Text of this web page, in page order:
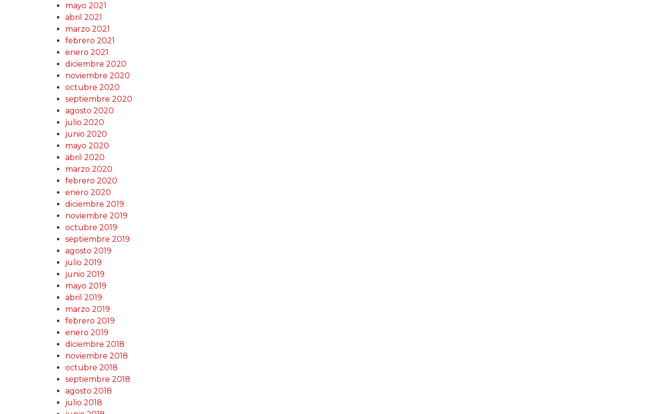
mayo 2021
abril 2021
marzo 2021
febrero 2021
enero 2021
diciembre 2020
noviembre 2020
octubre 2020
septiembre 2020
agosto 2020
julio 2020
junio 2020
mayo 2020
abril 2020
marzo 2020
febrero 2020
enero 2020
diciembre 2019
noviembre 2019
octubre 2019
septiembre 2019
agosto 2019
julio 2019
junio 2019
mayo 2019
abril 2019
marzo 2019
febrero 2019
enero 2019
diciembre 2018
noviembre 2018
octubre 2018
septiembre 2018
agosto 2018
julio 2018